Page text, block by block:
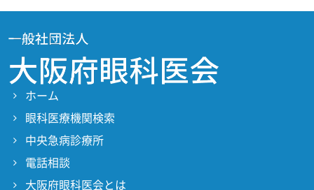
ホーム
眼科医療機関検索
中央急病診療所
電話相談
大阪府眼科医会とは